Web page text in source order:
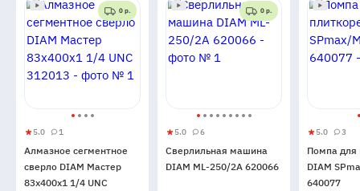
0 р.
Алмазное
сегментное
сверло
5.0
5
1 1
Алмазное сегментное
сверло DIAM Мастер
83x400x1 1/4 UNC
0 р.
Сверлильная
машина
DIAM
5.0
5
6 6
Сверлильная машина
DIAM ML-250/2A 620066
Помпа
для
5.0
5
3 3
Помпа для
DIAM
640077